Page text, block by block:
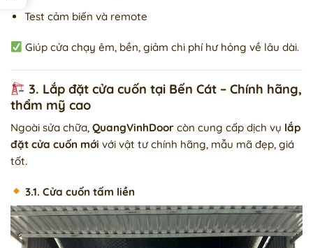
Test cảm biến và remote
Giúp cửa chạy êm, bền, giảm chi phí hư hỏng về lâu dài.
3. Lắp đặt cửa cuốn tại Bến Cát – Chính hãng,
thẩm mỹ cao
Ngoài sửa chữa, QuangVinhDoor còn cung cấp dịch vụ lắp
đặt cửa cuốn mới với vật tư chính hãng, mẫu mã đẹp, giá
tốt.
3.1. Cửa cuốn tấm liền